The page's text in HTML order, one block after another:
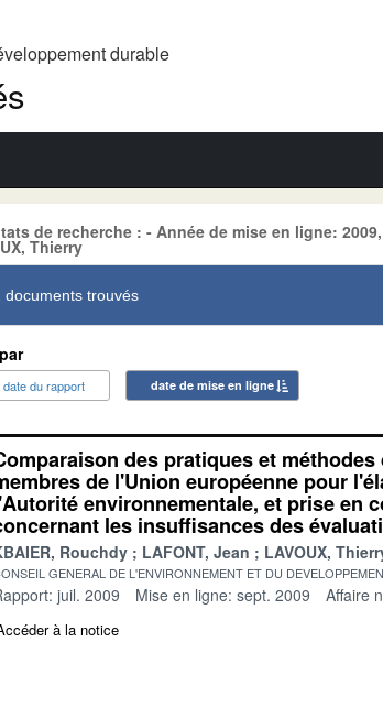
durable
de recherche : - Année de mise en ligne:
Thierry
documents trouvés
date du rapport date de mise en ligne
des pratiques et
de l'Union européenne pour
environnementale, et prise en
les insuffisances des
Rouchdy LAFONT, Jean LAVOUX,
GENERAL DE L'ENVIRONNEMENT ET DU
juil. 2009 Mise en ligne: sept. 2009 Affaire
à la notice